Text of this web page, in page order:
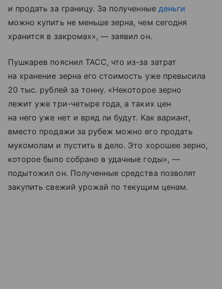
и продать за границу. За полученные деньги
можно купить не меньше зерна, чем сегодня
хранится в закромах», — заявил он.
Пушкарев пояснил ТАСС, что из-за затрат
на хранение зерна его стоимость уже превысила
20 тыс. рублей за тонну. «Некоторое зерно
лежит уже три-четыре года, а таких цен
на него уже нет и вряд ли будут. Как вариант,
вместо продажи за рубеж можно его продать
мукомолам и пустить в дело. Это хорошее зерно,
которое было собрано в удачные годы», —
подытожил он. Полученные средства позволят
закупить свежий урожай по текущим ценам.